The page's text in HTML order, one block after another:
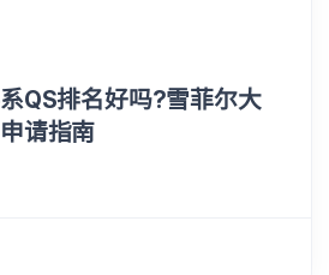
QS排名好吗?雪菲尔大
请指南